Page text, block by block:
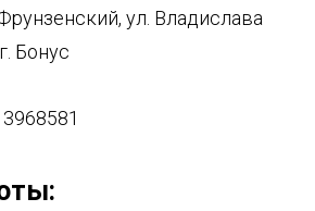
ул. Владислава
Бонус